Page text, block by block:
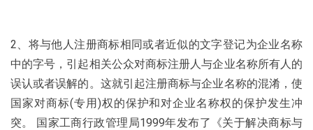
2、将与他人注册商标相同或者近似的文字登记为企业名称
中的字号，引起相关公众对商标注册人与企业名称所有人的
误认或者误解的。这就引起注册商标与企业名称的混淆，使
国家对商标(专用)权的保护和对企业名称权的保护发生冲
突。 国家工商行政管理局1999年发布了《关于解决商标与